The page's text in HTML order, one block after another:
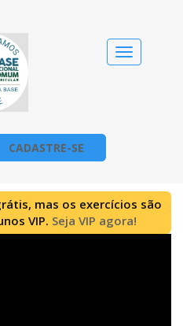
Alternar
navegação
CADASTRE-SE
mas os exercícios são
VIP. Seja VIP agora!